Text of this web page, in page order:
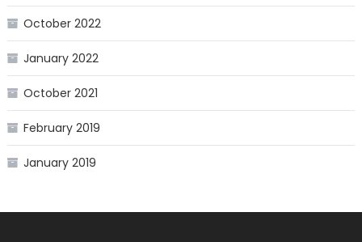
October 2022
January 2022
October 2021
February 2019
January 2019